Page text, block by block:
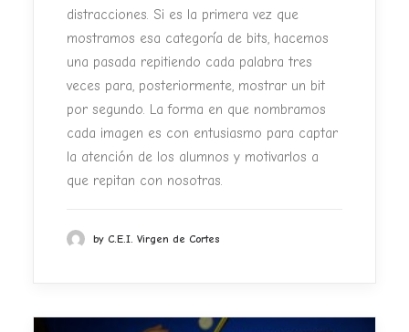
distracciones. Si es la primera vez que
mostramos esa categoría de bits, hacemos
una pasada repitiendo cada palabra tres
veces para, posteriormente, mostrar un bit
por segundo. La forma en que nombramos
cada imagen es con entusiasmo para captar
la atención de los alumnos y motivarlos a
que repitan con nosotras.
by C.E.I. Virgen de Cortes